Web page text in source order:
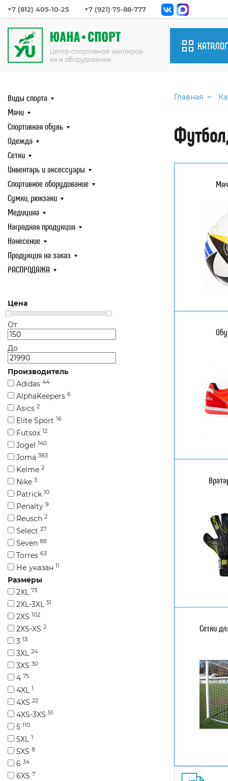
+7 (812) 405-10-25 +7 (921) 75-88-777
КАТАЛОГ
Мячи
Сетки
Инвентарь
Нанесение
Продукция
Виды спорта
Мячи
Спортивная обувь
Одежда
Сетки
Инвентарь и аксессуары
Спортивное оборудование
Сумки, рюкзаки
Медицина
Наградная продукция
Нанесение
Продукция на заказ
РАСПРОДАЖА
Цена
От
До
Производитель
Adidas 44
AlphaKeepers 6
Asics 2
Elite Sport 16
Futsox 12
Jogel 140
Joma 383
Kelme 2
Nike 3
Patrick 10
Penalty 9
Reusch 2
Select 27
Seven 88
Torres 63
Не указан 11
Размеры
2XL 73
2XL-3XL 51
2XS 102
2XS-XS 2
3 13
3XL 24
3XS 30
4 75
4XL 1
4XS 22
4XS-3XS 51
5 110
5XL 1
5XS 8
6 34
6XS 7
Главная
Сетки